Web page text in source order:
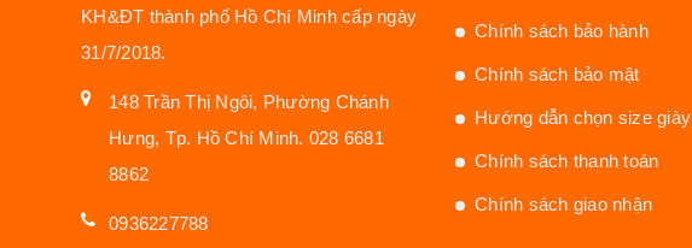
KH&ĐT thành phố Hồ Chí Minh cấp ngày
31/7/2018.
148 Trần Thị Ngôi, Phường Chánh
Hưng, Tp. Hồ Chí Minh. 028 6681
8862
0936227788
Chính sách bảo hành
Chính sách bảo mật
Hướng dẫn chọn size giày
Chính sách thanh toán
Chính sách giao nhận